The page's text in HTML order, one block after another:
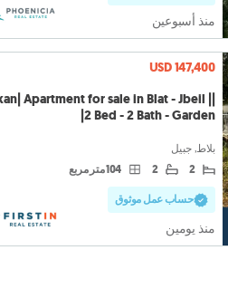
منذ أسبوعين
USD 147,400
Apartment for sale in Blat - Jbeil |
2 Bed - 2 Bath - Garden|
بلاط, جبيل
2
2 104 متر مربع
حساب عمل موثوق
منذ يومين